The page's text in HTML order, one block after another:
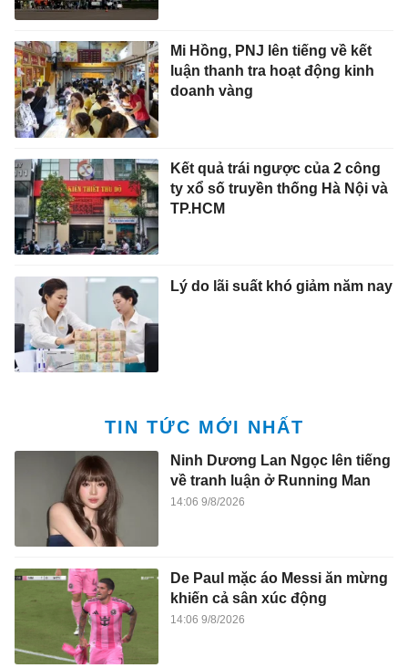
Mi Hồng, PNJ lên tiếng về kết
luận thanh tra hoạt động kinh
doanh vàng
Kết quả trái ngược của 2 công
ty xổ số truyền thống Hà Nội và
TP.HCM
Lý do lãi suất khó giảm năm nay
TIN TỨC MỚI NHẤT
Ninh Dương Lan Ngọc lên tiếng
về tranh luận ở Running Man
14:06 9/8/2026
De Paul mặc áo Messi ăn mừng
khiến cả sân xúc động
14:06 9/8/2026